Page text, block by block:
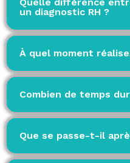
un diagnostic RH ?
À quel moment
Combien de temps
Que se passe-t-il